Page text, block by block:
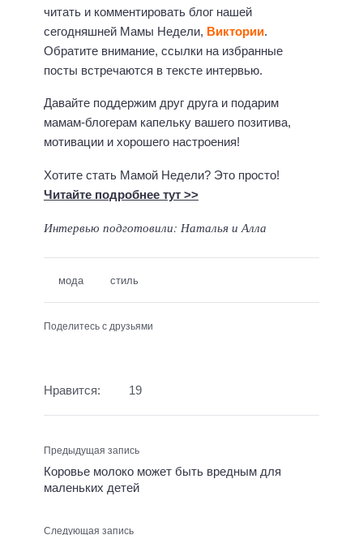
читать и комментировать блог нашей
сегодняшней Мамы Недели, Виктории.
Обратите внимание, ссылки на избранные
посты встречаются в тексте интервью.
Давайте поддержим друг друга и подарим
мамам-блогерам капельку вашего позитива,
мотивации и хорошего настроения!
Хотите стать Мамой Недели? Это просто!
Читайте подробнее тут >>
Интервью подготовили: Наталья и Алла
мода стиль
Поделитесь с друзьями
Нравится: 19
Предыдущая запись
Коровье молоко может быть вредным для
маленьких детей
Следующая запись